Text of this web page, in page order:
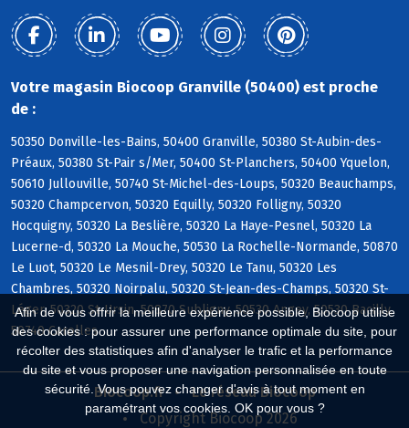
Afin de vous offrir la meilleure expérience possible, Biocoop utilise
des cookies : pour assurer une performance optimale du site, pour
récolter des statistiques afin d'analyser le trafic et la performance
du site et vous proposer une navigation personnalisée en toute
sécurité. Vous pouvez changer d'avis à tout moment en
paramétrant vos cookies. OK pour vous ?
Votre magasin Biocoop Granville (50400) est proche
de :
50350 Donville-les-Bains, 50400 Granville, 50380 St-Aubin-des-
Préaux, 50380 St-Pair s/Mer, 50400 St-Planchers, 50400 Yquelon,
50610 Jullouville, 50740 St-Michel-des-Loups, 50320 Beauchamps,
50320 Champcervon, 50320 Equilly, 50320 Folligny, 50320
Hocquigny, 50320 La Beslière, 50320 La Haye-Pesnel, 50320 La
Lucerne-d, 50320 La Mouche, 50530 La Rochelle-Normande, 50870
Le Luot, 50320 Le Mesnil-Drey, 50320 Le Tanu, 50320 Les
Chambres, 50320 Noirpalu, 50320 St-Jean-des-Champs, 50320 St-
Léger, 50320 St-Ursin, 50870 Subligny, 50530 Angey, 50530 Bacilly,
50740 Carolles
Biocoop.fr
Le réseau Biocoop
Copyright Biocoop 2026